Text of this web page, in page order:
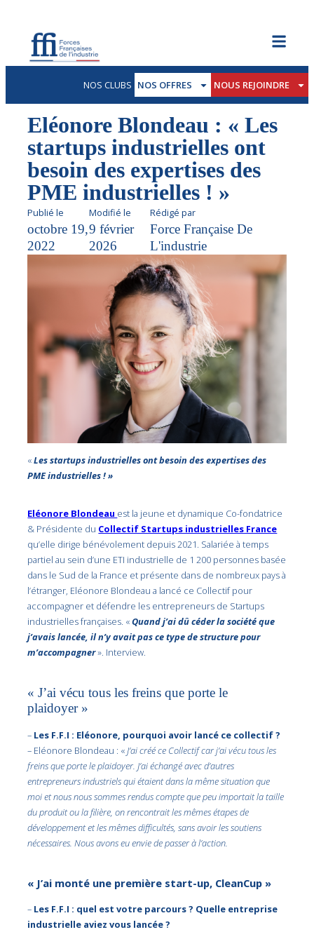
NOS CLUBS NOS OFFRES NOUS REJOINDRE
Eléonore Blondeau : « Les
startups industrielles ont
besoin des expertises des
PME industrielles ! »
Publié le
octobre 19,
2022
Modifié le
9 février
2026
Rédigé par
Force Française De
L'industrie
«Les startups industrielles ont besoin des expertises des
PME industrielles ! »
Eléonore Blondeau est la jeune et dynamique Co-fondatrice
& Présidente du Collectif Startups industrielles France
qu’elle dirige bénévolement depuis 2021. Salariée à temps
partiel au sein d’une ETI industrielle de 1 200 personnes basée
dans le Sud de la France et présente dans de nombreux pays à
l’étranger, Eléonore Blondeau a lancé ce Collectif pour
accompagner et défendre les entrepreneurs de Startups
industrielles françaises. «Quand j’ai dû céder la société que
j’avais lancée, il n’y avait pas ce type de structure pour
m’accompagner». Interview.
« J’ai vécu tous les freins que porte le
plaidoyer »
– Les F.F.I : Eléonore, pourquoi avoir lancé ce collectif ?
– Eléonore Blondeau : «J’ai créé ce Collectif car j’ai vécu tous les
freins que porte le plaidoyer. J’ai échangé avec d’autres
entrepreneurs industriels qui étaient dans la même situation que
moi et nous nous sommes rendus compte que peu importait la taille
du produit ou la filière, on rencontrait les mêmes étapes de
développement et les mêmes difficultés, sans avoir les soutiens
nécessaires. Nous avons eu envie de passer à l’action.
« J’ai monté une première start-up, CleanCup »
– Les F.F.I : quel est votre parcours ? Quelle entreprise
industrielle aviez vous lancée ?